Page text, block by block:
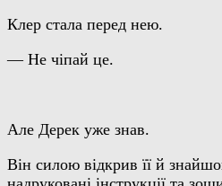
Клер стала перед нею.
— Не чіпай це.
Але Дерек уже знав.
Він силою відкрив її й